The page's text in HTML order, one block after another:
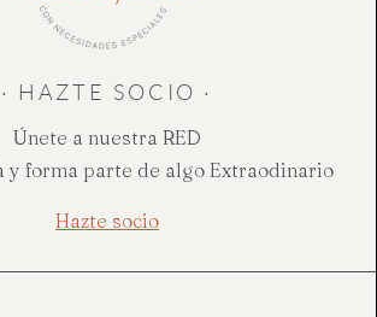
· HAZTE SOCIO ·
Únete a nuestra RED
y forma parte de algo Extraodinario
Hazte socio